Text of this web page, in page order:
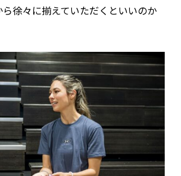
徐々に揃えていただくといいのか